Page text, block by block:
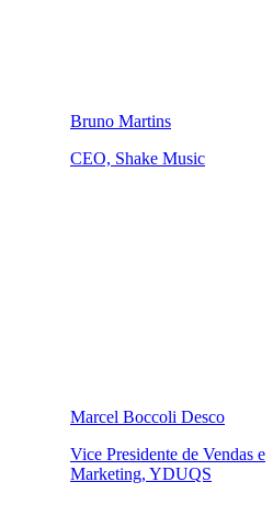
Bruno Martins
CEO, Shake Music
Marcel Boccoli Desco
Vice Presidente de Vendas e
Marketing, YDUQS